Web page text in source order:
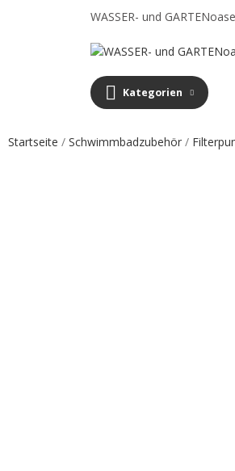
WASSER- und
Kategorien
Startseite Schwimmbadzubehör